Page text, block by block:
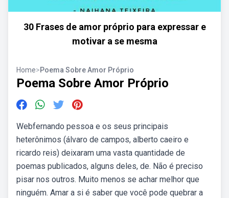
30 Frases de amor próprio para expressar e
motivar a se mesma
Home>Poema Sobre Amor Próprio
Poema Sobre Amor Próprio
Webfernando pessoa e os seus principais
heterônimos (álvaro de campos, alberto caeiro e
ricardo reis) deixaram uma vasta quantidade de
poemas publicados, alguns deles, de. Não é preciso
pisar nos outros. Muito menos se achar melhor que
ninguém. Amar a si é saber que você pode quebrar a